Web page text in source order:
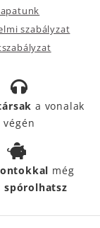
szabályzat
a vonalak
végén
még
spórolhatsz